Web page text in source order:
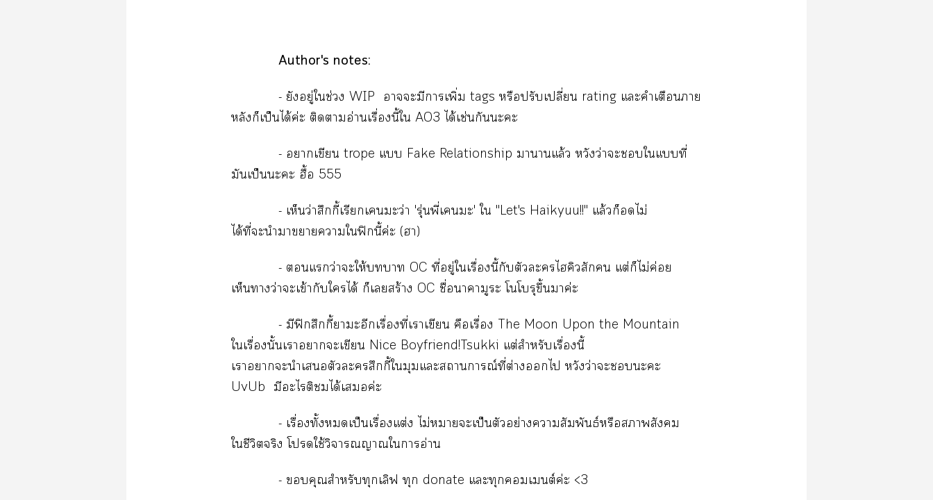
Author's notes:
- ยังอยู่ใช่วง WIP าะมีาเพิ่ม tags หรือปรับเปลี่ยน rating แะคำเตือนภาย
หลังก็เป็นได้ค่ะ ติดาอ่านเรื่องนี้ใ AO3 ได้เช่นกันะะ
- าเขียน trope แ Fake Relationship าานแล้ว หวังว่าะใแที่
มันเป็นะะ ฮื้อ 555
- เห็นว่าสึกกี้เรียกเะว่า 'รุ่นพี่เะ' ใ "Let's Haikyuu!!" แล้วก็ไม่
ได้ที่ะนำาาาใฟิกนี้ค่ะ (า)
- แว่าะให้า OC ที่อยู่ใเรื่องนี้กับตัวะไฮคิวสัก แต่ก็ไม่ค่อย
เห็นาว่าจะเข้ากับใได้ ก็เสร้าง OC ชื่อาามูะ โโรุขึ้นาค่ะ
- มีฟิกสึกกี้าะอีกเรื่องที่เาเขียน คือเรื่อง The Moon Upon the Mountain
ใเรื่องนั้นเาาะเขียน Nice Boyfriend!Tsukki แต่สำหรับเรื่องนี้
เาาะนำเตัวะสึกกี้ใมุมแะสถานการณ์ที่ต่างไ หวังว่าะะะ
UvUb มีะไติได้เค่ะ
- เรื่องทั้งเป็นเรื่องแต่ง ไม่าะเป็นตัวอย่างาสัมพันธ์หรือาสังคม
ใชีวิตจริง โใช้วิจารณญาณใาอ่าน
- คุณสำหรับทุกเลิฟ ทุก donate แะทุกเต์ค่ะ <3